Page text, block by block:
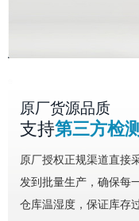
原厂货源品质
支持第三方检
原厂授权正规渠道直接
发到批量生产，确保每
仓库温湿度，保证库存